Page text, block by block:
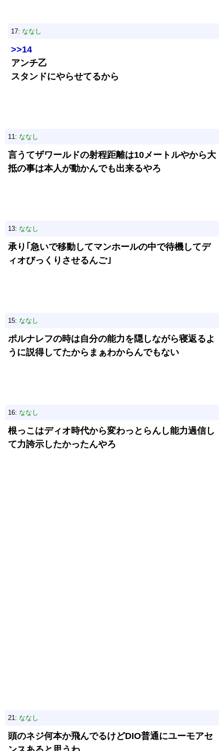
17: ななし
>>14
アンチ乙
スタンドにやらせてるから
11: ななし
言うてザワールドの射程距離は10メートルやから大
抵の事は本人が動かんでも出来るやろ
13: ななし
承り｢急いで移動してマンホールの中で待機してデ
ィオびっくりさせるんご｣
15: ななし
ポルナレフの時は自分の能力を隠しながら寝返るよ
うに説得してたからまぁわからんでもない
16: ななし
根っこはディオ時代から変わっとらんし能力過信し
て力誇示したかったんやろ
21: ななし
頭のネジ何本か飛んでるけどDIO普通にユーモアセ